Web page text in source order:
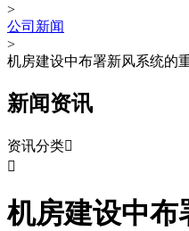
>
公司新闻
>
机房建设中布署新风系统的
新闻资讯
资讯分类

机房建设中布